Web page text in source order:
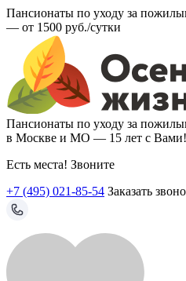
Пансионаты по уходу за
— от 1500 руб./сутки
Пансионаты по уходу за
в Москве и МО — 15 лет с Вами!
Есть места! Звоните
+7 (495) 021-85-54 Заказать